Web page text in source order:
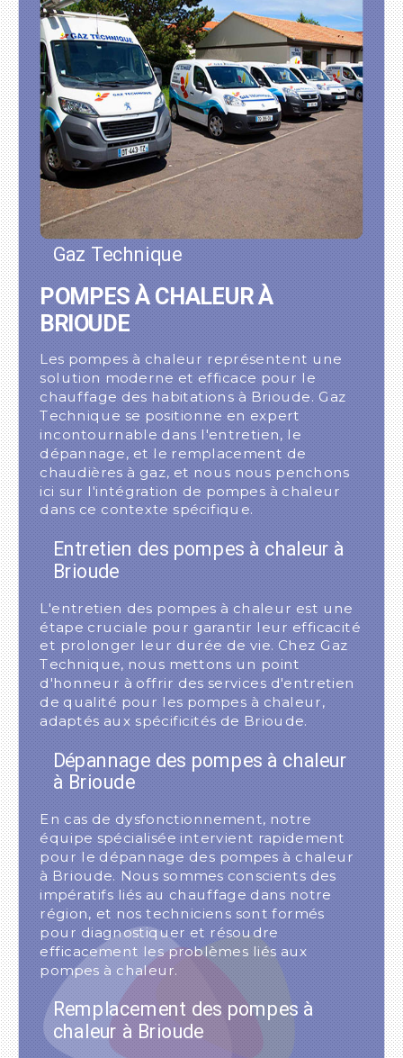
Gaz Technique
POMPES À CHALEUR À
BRIOUDE
Les pompes à chaleur représentent une
solution moderne et efficace pour le
chauffage des habitations à Brioude. Gaz
Technique se positionne en expert
incontournable dans l'entretien, le
dépannage, et le remplacement de
chaudières à gaz, et nous nous penchons
ici sur l'intégration de pompes à chaleur
dans ce contexte spécifique.
Entretien des pompes à chaleur à
Brioude
L'entretien des pompes à chaleur est une
étape cruciale pour garantir leur efficacité
et prolonger leur durée de vie. Chez Gaz
Technique, nous mettons un point
d'honneur à offrir des services d'entretien
de qualité pour les pompes à chaleur,
adaptés aux spécificités de Brioude.
Dépannage des pompes à chaleur
à Brioude
En cas de dysfonctionnement, notre
équipe spécialisée intervient rapidement
pour le dépannage des pompes à chaleur
à Brioude. Nous sommes conscients des
impératifs liés au chauffage dans notre
région, et nos techniciens sont formés
pour diagnostiquer et résoudre
efficacement les problèmes liés aux
pompes à chaleur.
Remplacement des pompes à
chaleur à Brioude